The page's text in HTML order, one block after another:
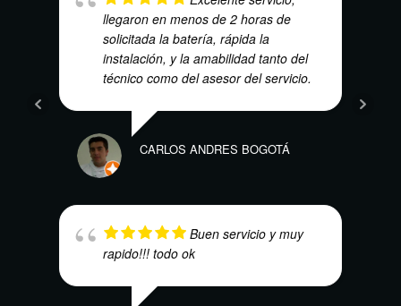
llegaron en menos de 2 horas de
solicitada la batería, rápida la
instalación, y la amabilidad tanto del
técnico como del asesor del servicio.
CARLOS ANDRES BOGOTÁ
Buen servicio y muy
rapido!!! todo ok